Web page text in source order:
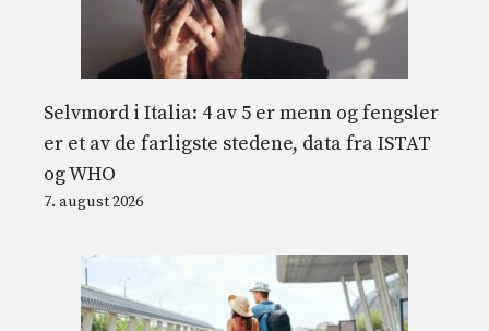
Selvmord i Italia: 4 av 5 er menn og fengsler
er et av de farligste stedene, data fra ISTAT
og WHO
7. august 2026